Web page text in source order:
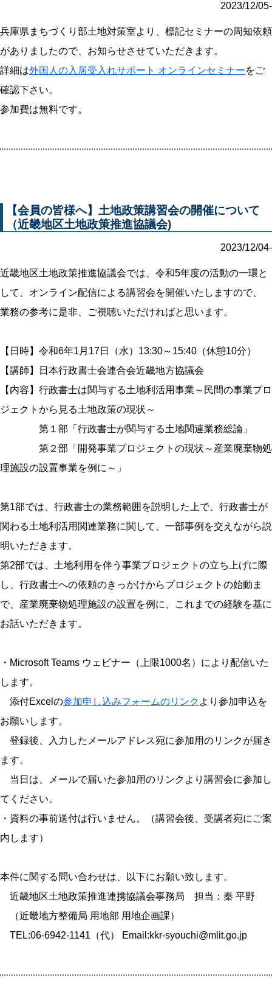
2023/12/05-
兵庫県まちづくり部土地対策室より、標記セミナーの周知依頼
がありましたので、お知らせさせていただきます。
詳細は外国人の入居受入れサポート オンラインセミナーをご
確認下さい。
参加費は無料です。
【会員の皆様へ】土地政策講習会の開催について
（近畿地区土地政策推進協議会)
2023/12/04-
近畿地区土地政策推進協議会では、令和5年度の活動の一環と
して、オンライン配信による講習会を開催いたしますので、
業務の参考に是非、ご視聴いただければと思います。
【日時】令和6年1月17日（水）13:30～15:40（休憩10分）
【講師】日本行政書士会連合会近畿地方協議会
【内容】行政書士は関与する土地利活用事業～民間の事業プロ
ジェクトから見る土地政策の現状～
第１部「行政書士が関与する土地関連業務総論」
第２部「開発事業プロジェクトの現状～産業廃棄物処
理施設の設置事業を例に～」
第1部では、行政書士の業務範囲を説明した上で、行政書士が
関わる土地利活用関連業務に関して、一部事例を交えながら説
明いただきます。
第2部では、土地利用を伴う事業プロジェクトの立ち上げに際
し、行政書士への依頼のきっかけからプロジェクトの始動ま
で、産業廃棄物処理施設の設置を例に、これまでの経験を基に
お話いただきます。
・Microsoft Teams ウェビナー（上限1000名）により配信いた
します。
添付Excelの参加申し込みフォームのリンク より参加申込を
お願いします。
登録後、入力したメールアドレス宛に参加用のリンクが届き
ます。
当日は、メールで届いた参加用のリンクより講習会に参加し
てください。
・資料の事前送付は行いません。（講習会後、受講者宛にご案
内します）
本件に関する問い合わせは、以下にお願い致します。
近畿地区土地政策推進連携協議会事務局 担当：秦 平野
（近畿地方整備局 用地部 用地企画課）
TEL:06-6942-1141（代） Email:kkr-syouchi@mlit.go.jp